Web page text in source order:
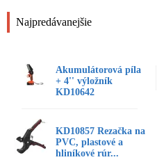
Najpredávanejšie
Akumulátorová píla
+ 4'' výložník
KD10642
KD10857 Rezačka na
PVC, plastové a
hliníkové rúr...